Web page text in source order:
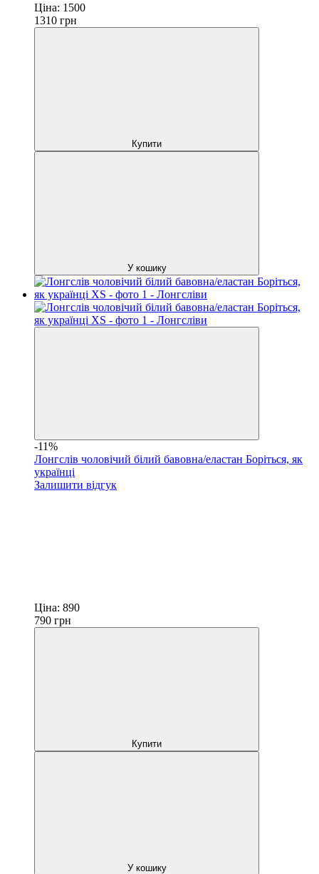
Ціна: 1500
1310 грн
Купити
У кошику
-11%
Лонгслів чоловічий білий бавовна/еластан Боріться, як
українці
Залишити відгук
Ціна: 890
790 грн
Купити
У кошику